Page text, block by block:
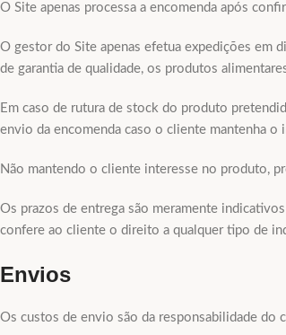
O Site apenas processa a encomenda após
O gestor do Site apenas efetua expedições em
de garantia de qualidade, os produtos
Em caso de rutura de stock do produto
envio da encomenda caso o cliente mantenha o
Não mantendo o cliente interesse no produto,
Os prazos de entrega são meramente
confere ao cliente o direito a qualquer tipo de
Envios
Os custos de envio são da responsabilidade do